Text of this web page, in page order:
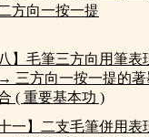
方向一按一提
八】毛筆三方向用筆表
三方向一按一提的著
( 重要基本功 )
十一】二支毛筆併用表